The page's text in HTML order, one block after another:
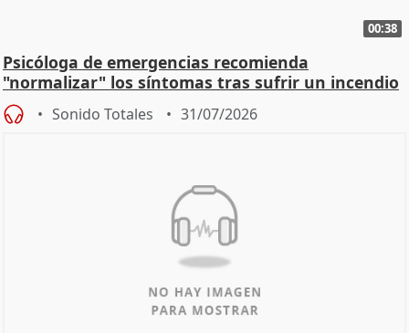
00:38
Psicóloga de emergencias recomienda
"normalizar" los síntomas tras sufrir un incendio
Sonido Totales 31/07/2026